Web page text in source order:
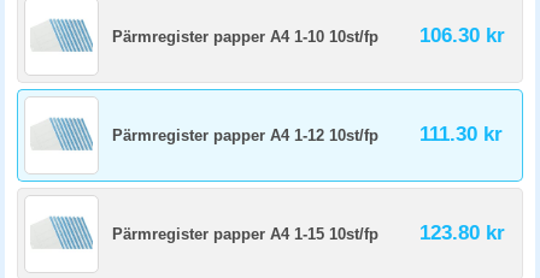
Pärmregister papper A4 1-10 10st/fp 106.30 kr
Pärmregister papper A4 1-12 10st/fp 111.30 kr
Pärmregister papper A4 1-15 10st/fp 123.80 kr